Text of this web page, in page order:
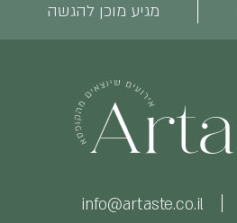
מגיע מוכן להגשה
info@artaste.co.il